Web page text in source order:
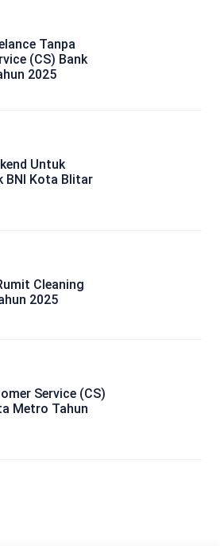
Tanpa
(CS) Bank
2025
Untuk
BNI Kota Blitar
Cleaning
2025
Service (CS)
Metro Tahun